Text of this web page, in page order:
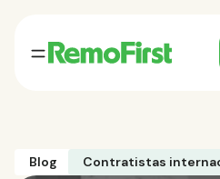
Blog Contratistas